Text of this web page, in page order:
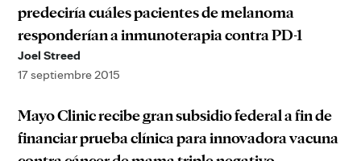
predeciría cuáles pacientes de melanoma
responderían a inmunoterapia contra PD-1
Joel Streed
17 septiembre 2015
Mayo Clinic recibe gran subsidio federal a fin de
financiar prueba clínica para innovadora vacuna